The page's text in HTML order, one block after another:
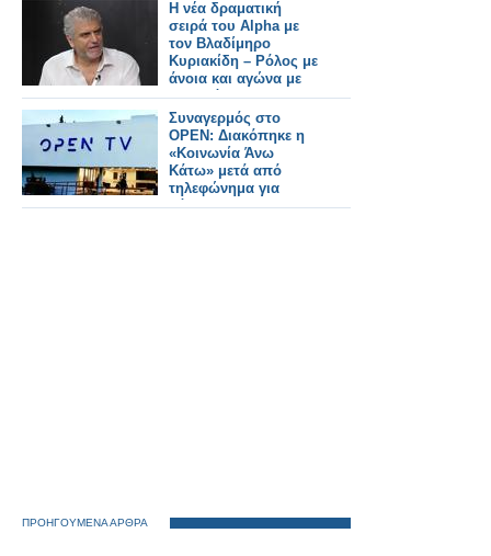
Η νέα δραματική
σειρά του Alpha με
τον Βλαδίμηρο
Κυριακίδη – Ρόλος με
άνοια και αγώνα με
τον χρόνο
Συναγερμός στο
OPEN: Διακόπηκε η
«Κοινωνία Άνω
Κάτω» μετά από
τηλεφώνημα για
βόμβα
ΠΡΟΗΓΟΥΜΕΝΑ ΑΡΘΡΑ